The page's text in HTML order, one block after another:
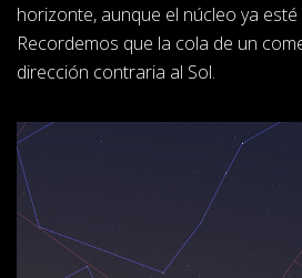
horizonte, aunque el núcleo ya
Recordemos que la cola de un
dirección contraria al Sol.